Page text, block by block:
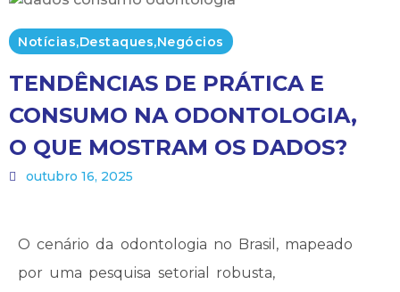
Notícias,Destaques,Negócios
TENDÊNCIAS DE PRÁTICA E
CONSUMO NA ODONTOLOGIA,
O QUE MOSTRAM OS DADOS?
outubro 16, 2025
O cenário da odontologia no Brasil, mapeado
por uma pesquisa setorial robusta,